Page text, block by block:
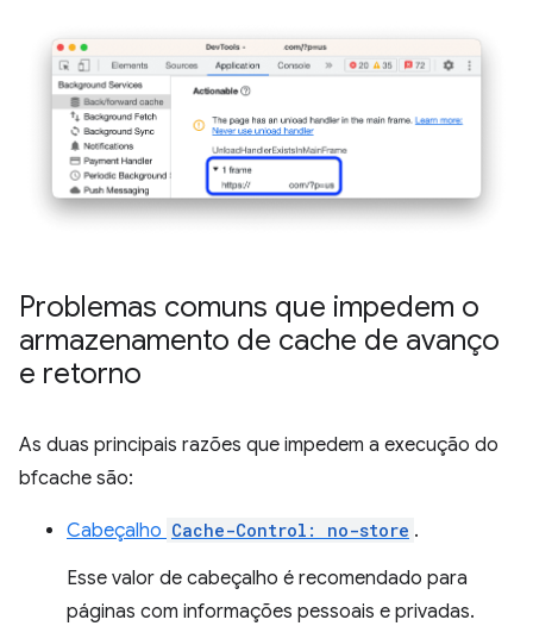
Problemas comuns que impedem o
armazenamento de cache de avanço
e retorno
As duas principais razões que impedem a execução do
bfcache são:
Cabeçalho Cache-Control: no-store .
Esse valor de cabeçalho é recomendado para
páginas com informações pessoais e privadas.